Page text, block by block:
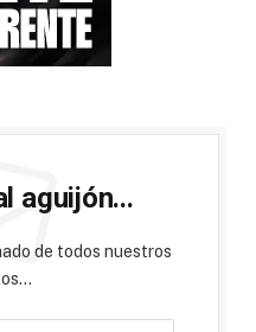
aguijón...
de todos nuestros